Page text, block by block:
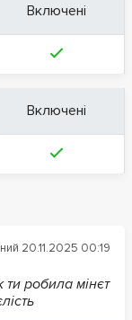
Включені
Включені
20.11.2025 00:19
робила мінєт